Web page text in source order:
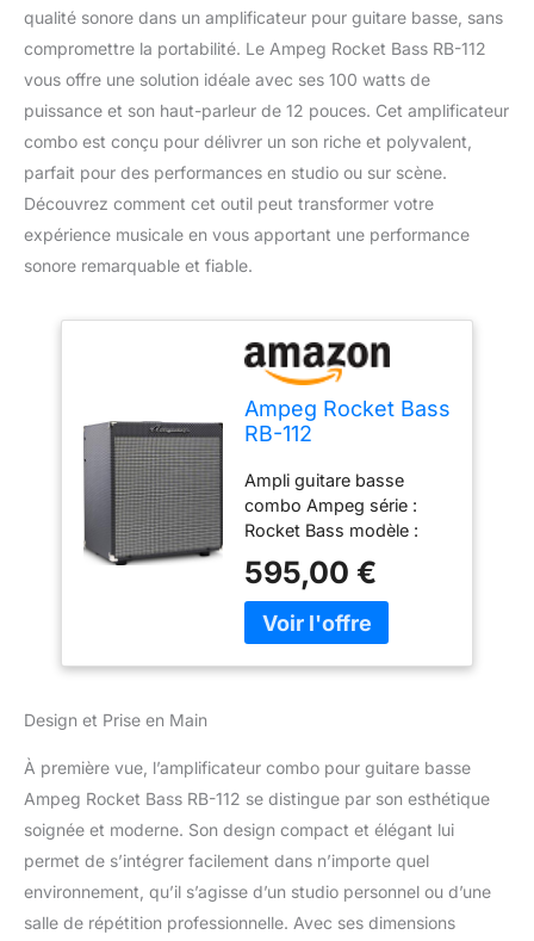
qualité sonore dans un amplificateur pour guitare basse, sans
compromettre la portabilité. Le Ampeg Rocket Bass RB-112
vous offre une solution idéale avec ses 100 watts de
puissance et son haut-parleur de 12 pouces. Cet amplificateur
combo est conçu pour délivrer un son riche et polyvalent,
parfait pour des performances en studio ou sur scène.
Découvrez comment cet outil peut transformer votre
expérience musicale en vous apportant une performance
sonore remarquable et fiable.
Ampeg Rocket Bass
RB-112
Combo pour
Guitare Basse 12"
100W
Ampli guitare basse
combo Ampeg série :
Rocket Bass modèle :
d'amplificateur :
transistor puissance de
sortie : 100W haut-
Technology (SGT) : grain,
niveau connexions :
595,00 €
Design et Prise en Main
À première vue, l’amplificateur combo pour guitare basse
Ampeg Rocket Bass RB-112 se distingue par son esthétique
soignée et moderne. Son design compact et élégant lui
permet de s’intégrer facilement dans n’importe quel
environnement, qu’il s’agisse d’un studio personnel ou d’une
salle de répétition professionnelle. Avec ses dimensions